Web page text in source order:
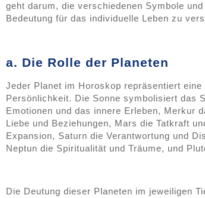
geht darum, die verschiedenen Symbole
Bedeutung für das individuelle Leben zu
a. Die Rolle der Planeten
Jeder Planet im Horoskop repräsentiert
Persönlichkeit. Die Sonne symbolisiert das
Emotionen und das innere Erleben, Merkur
Liebe und Beziehungen, Mars die Tatkraft
Expansion, Saturn die Verantwortung und
Neptun die Spiritualität und Träume, und
Die Deutung dieser Planeten im jeweiligen